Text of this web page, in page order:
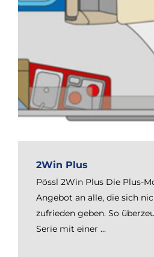
2Win Plus
Pössl 2Win Plus Die Plus-
Angebot an alle, die sich
zufrieden geben. So
Serie mit einer ...